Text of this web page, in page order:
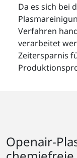
Da es sich bei
Verfahren
verarbeitet
Zeitersparnis
Openair-